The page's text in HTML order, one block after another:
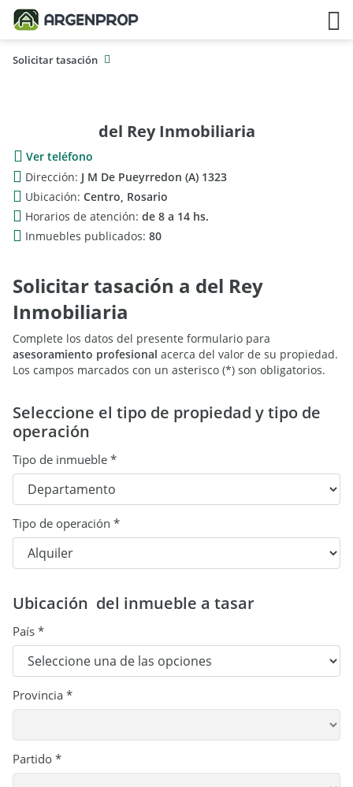
Solicitar tasación
del Rey Inmobiliaria
Ver teléfono
Dirección: J M De Pueyrredon (A) 1323
Ubicación: Centro, Rosario
Horarios de atención: de 8 a 14 hs.
Inmuebles publicados: 80
Solicitar tasación a del Rey
Inmobiliaria
Complete los datos del presente formulario para
asesoramiento profesional acerca del valor de su propiedad.
Los campos marcados con un asterisco (*) son obligatorios.
Seleccione el tipo de propiedad y tipo de
operación
Tipo de inmueble *
Tipo de operación *
Ubicación del inmueble a tasar
País *
Provincia *
Partido *